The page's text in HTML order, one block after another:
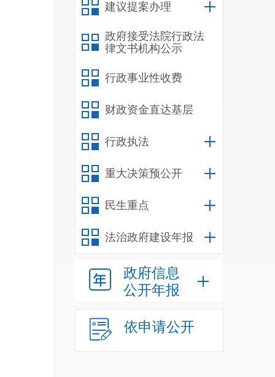
建议提案办理
政府接受法院行政法
律文书机构公示
行政事业性收费
财政资金直达基层
行政执法
重大决策预公开
民生重点
法治政府建设年报
政府信息
公开年报
依申请公开